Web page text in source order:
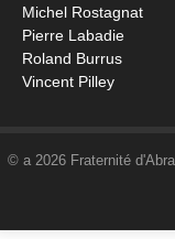
Michel Rostagnat
Pierre Labadie
Roland Burrus
Vincent Pilley
© a 2026 Fraternité